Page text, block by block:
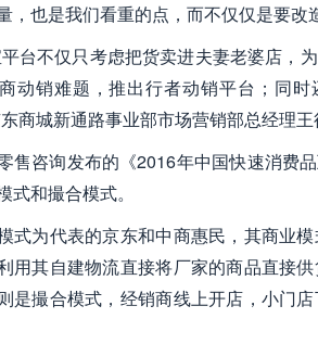
，也是我们看重的点，而不仅仅是要改
平台不仅只考虑把货卖进夫妻老婆店，
动销难题，推出行者动销平台；同
商城新通路事业部市场营销部总经理王
售咨询发布的《2016年中国快速消费
式和撮合模式。
式为代表的京东和中商惠民，其商业
用其自建物流直接将厂家的商品直接
是撮合模式，经销商线上开店，小门